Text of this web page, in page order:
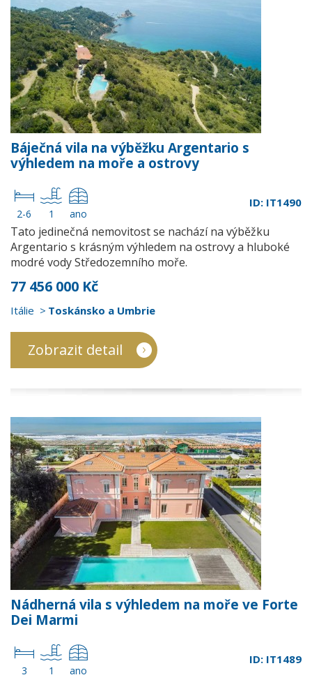
Báječná vila na výběžku Argentario s
výhledem na moře a ostrovy
2-6 1 ano
ID: IT1490
Tato jedinečná nemovitost se nachází na výběžku
Argentario s krásným výhledem na ostrovy a hluboké
modré vody Středozemního moře.
77 456 000 Kč
Itálie Toskánsko a Umbrie
Zobrazit detail
Nádherná vila s výhledem na moře ve Forte
Dei Marmi
3 1 ano
ID: IT1489